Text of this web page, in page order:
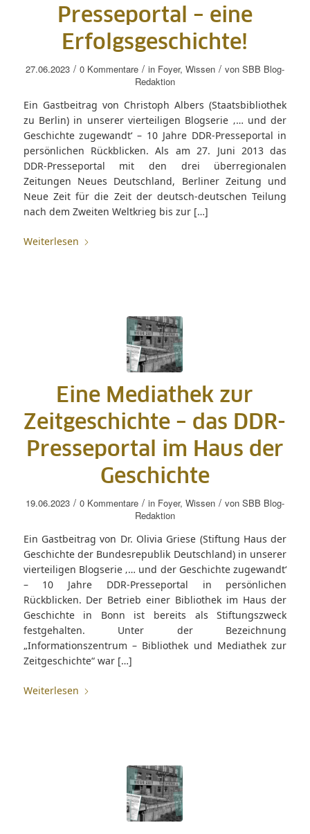
Presseportal – eine
Erfolgsgeschichte!
27.06.2023 / 0 Kommentare / in Foyer, Wissen / von SBB Blog-
Redaktion
Ein Gastbeitrag von Christoph Albers (Staatsbibliothek
zu Berlin) in unserer vierteiligen Blogserie ‚… und der
Geschichte zugewandt‘ – 10 Jahre DDR-Presseportal in
persönlichen Rückblicken. Als am 27. Juni 2013 das
DDR-Presseportal mit den drei überregionalen
Zeitungen Neues Deutschland, Berliner Zeitung und
Neue Zeit für die Zeit der deutsch-deutschen Teilung
nach dem Zweiten Weltkrieg bis zur […]
Weiterlesen
Eine Mediathek zur
Zeitgeschichte – das DDR-
Presseportal im Haus der
Geschichte
19.06.2023 / 0 Kommentare / in Foyer, Wissen / von SBB Blog-
Redaktion
Ein Gastbeitrag von Dr. Olivia Griese (Stiftung Haus der
Geschichte der Bundesrepublik Deutschland) in unserer
vierteiligen Blogserie ‚… und der Geschichte zugewandt‘
– 10 Jahre DDR-Presseportal in persönlichen
Rückblicken. Der Betrieb einer Bibliothek im Haus der
Geschichte in Bonn ist bereits als Stiftungszweck
festgehalten. Unter der Bezeichnung
„Informationszentrum – Bibliothek und Mediathek zur
Zeitgeschichte“ war […]
Weiterlesen